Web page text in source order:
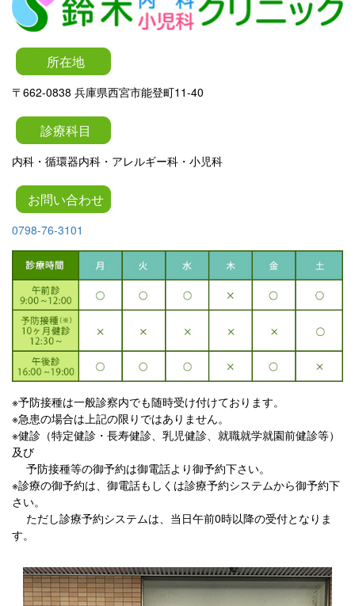
所在地
〒662-0838 兵庫県西宮市能登町11-40
診療科目
内科・循環器内科・アレルギー科・小児科
お問い合わせ
0798-76-3101
※予防接種は一般診察内でも随時受け付けております。
※急患の場合は上記の限りではありません。
※健診（特定健診・長寿健診、乳児健診、就職就学就園前健診等）
及び
予防接種等の御予約は御電話より御予約下さい。
※診療の御予約は、御電話もしくは診療予約システムから御予約下
さい。
ただし診療予約システムは、当日午前0時以降の受付となりま
す。